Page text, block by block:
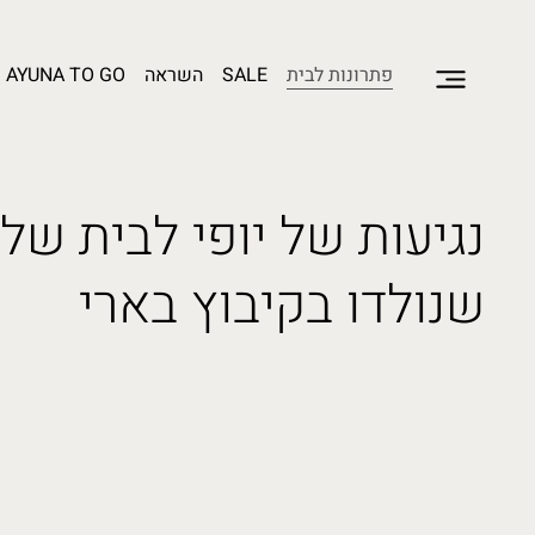
פתרונות לבית SALE השראה AYUNA TO GO
נגיעות של יופי לבית
שנולדו בקיבוץ בארי